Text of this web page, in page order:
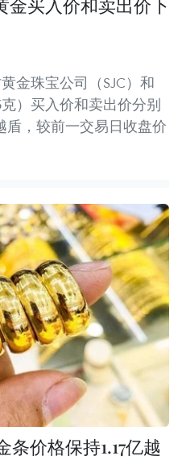
金珠宝公司（SJC）和
）买入价和卖出价分别
盾，较前一交易日收盘价
价格保持1.17亿越